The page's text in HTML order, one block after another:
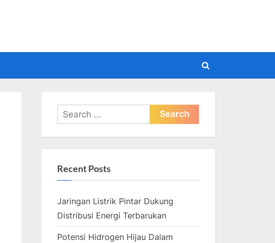
Toggle
Search
for:
Recent Posts
Jaringan Listrik Pintar Dukung
Distribusi Energi Terbarukan
Potensi Hidrogen Hijau Dalam